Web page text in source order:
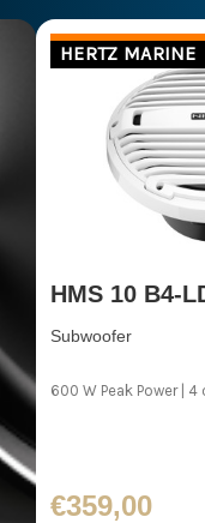
HERTZ MARINE
HMS 10 B4-
Subwoofer
600 W Peak Power |
€359,00